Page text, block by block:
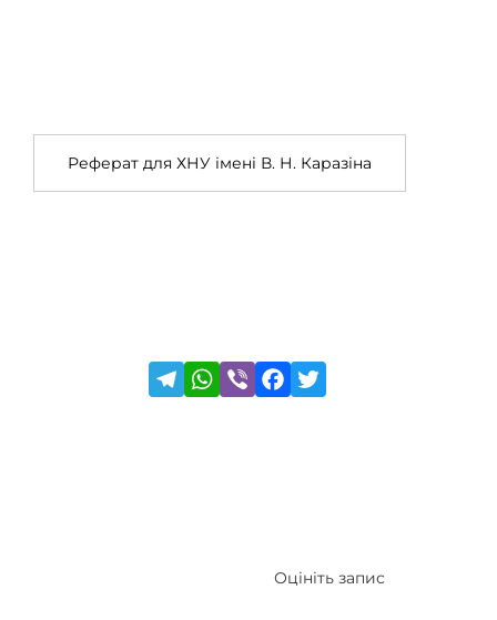
Реферат для ХНУ імені В. Н. Каразіна
Оцініть запис